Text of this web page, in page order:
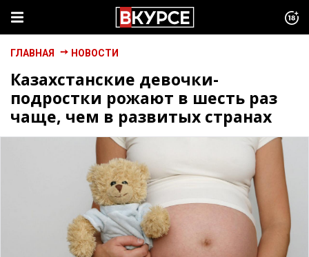
ГЛАВНАЯ НОВОСТИ
Казахстанские девочки-
подростки рожают в шесть раз
чаще, чем в развитых странах